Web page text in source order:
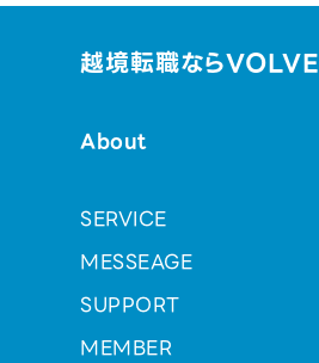
越境転職ならVOLVE
About
SERVICE
MESSEAGE
SUPPORT
MEMBER